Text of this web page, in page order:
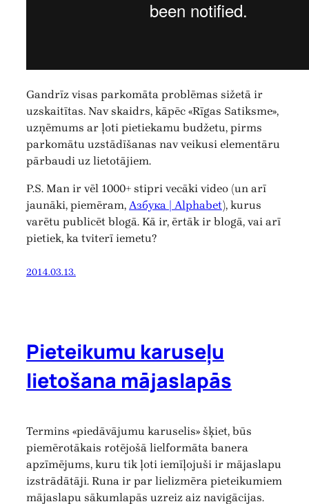
Gandrīz visas parkomāta problēmas sižetā ir
uzskaitītas. Nav skaidrs, kāpēc «Rīgas Satiksme»,
uzņēmums ar ļoti pietiekamu budžetu, pirms
parkomātu uzstādīšanas nav veikusi elementāru
pārbaudi uz lietotājiem.
P.S. Man ir vēl 1000+ stipri vecāki video (un arī
jaunāki, piemēram, Азбука | Alphabet), kurus
varētu publicēt blogā. Kā ir, ērtāk ir blogā, vai arī
pietiek, ka tviterī iemetu?
2014.03.13.
Pieteikumu karuseļu
lietošana mājaslapās
Termins «piedāvājumu karuselis» šķiet, būs
piemērotākais rotējošā lielformāta banera
apzīmējums, kuru tik ļoti iemīļojuši ir mājaslapu
izstrādātāji. Runa ir par lielizmēra pieteikumiem
mājaslapu sākumlapās uzreiz aiz navigācijas.